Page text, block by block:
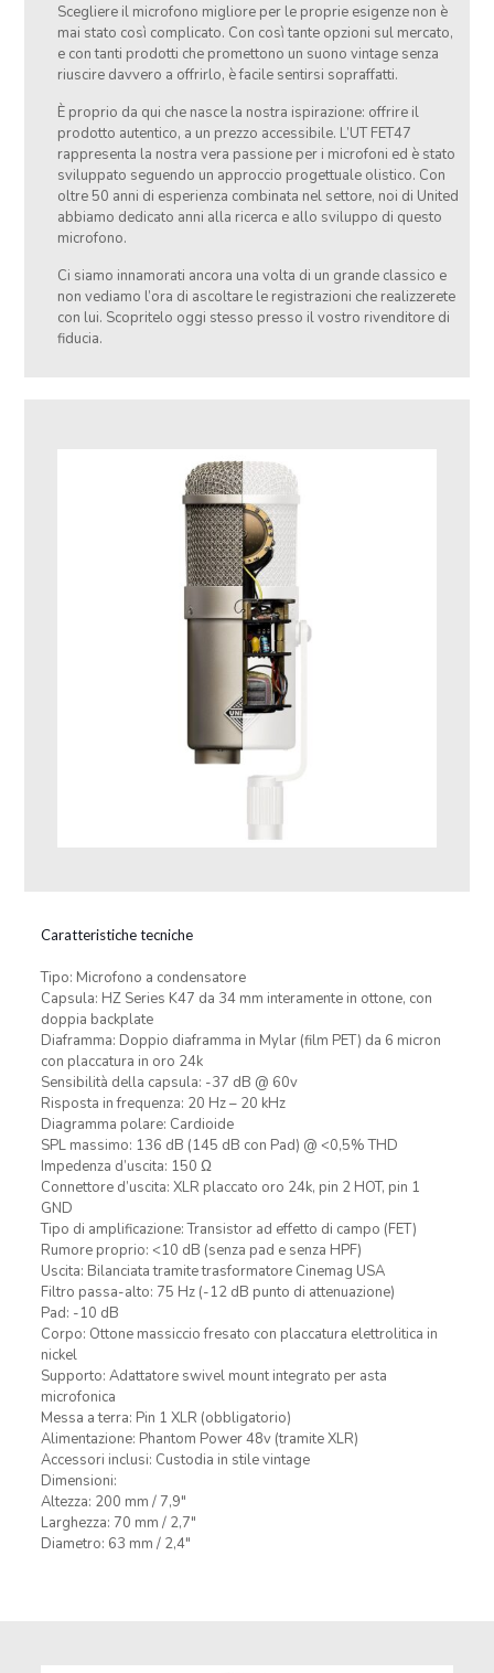
Scegliere il microfono migliore per le proprie esigenze non è
mai stato così complicato. Con così tante opzioni sul mercato,
e con tanti prodotti che promettono un suono vintage senza
riuscire davvero a offrirlo, è facile sentirsi sopraffatti.
È proprio da qui che nasce la nostra ispirazione: offrire il
prodotto autentico, a un prezzo accessibile. L’UT FET47
rappresenta la nostra vera passione per i microfoni ed è stato
sviluppato seguendo un approccio progettuale olistico. Con
oltre 50 anni di esperienza combinata nel settore, noi di United
abbiamo dedicato anni alla ricerca e allo sviluppo di questo
microfono.
Ci siamo innamorati ancora una volta di un grande classico e
non vediamo l’ora di ascoltare le registrazioni che realizzerete
con lui. Scopritelo oggi stesso presso il vostro rivenditore di
fiducia.
Caratteristiche tecniche
Tipo: Microfono a condensatore
Capsula: HZ Series K47 da 34 mm interamente in ottone, con
doppia backplate
Diaframma: Doppio diaframma in Mylar (film PET) da 6 micron
con placcatura in oro 24k
Sensibilità della capsula: -37 dB @ 60v
Risposta in frequenza: 20 Hz – 20 kHz
Diagramma polare: Cardioide
SPL massimo: 136 dB (145 dB con Pad) @ <0,5% THD
Impedenza d’uscita: 150 Ω
Connettore d’uscita: XLR placcato oro 24k, pin 2 HOT, pin 1
GND
Tipo di amplificazione: Transistor ad effetto di campo (FET)
Rumore proprio: <10 dB (senza pad e senza HPF)
Uscita: Bilanciata tramite trasformatore Cinemag USA
Filtro passa-alto: 75 Hz (-12 dB punto di attenuazione)
Pad: -10 dB
Corpo: Ottone massiccio fresato con placcatura elettrolitica in
nickel
Supporto: Adattatore swivel mount integrato per asta
microfonica
Messa a terra: Pin 1 XLR (obbligatorio)
Alimentazione: Phantom Power 48v (tramite XLR)
Accessori inclusi: Custodia in stile vintage
Dimensioni:
Altezza: 200 mm / 7,9″
Larghezza: 70 mm / 2,7″
Diametro: 63 mm / 2,4″